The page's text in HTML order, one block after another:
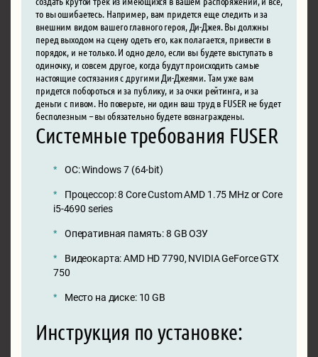
то вы ошибаетесь. Например, вам придется еще следить и за
внешним видом вашего главного героя, Ди-Джея. Вы должны
перед выходом на сцену одеть его, как полагается, привести в
порядок, и не только. И одно дело, если вы будете выступать в
одиночку, и совсем другое, когда будут происходить самые
настоящие состязания с другими Ди-Джеями. Там уже вам
придется побороться и за публику, и за очки рейтинга, и за
деньги с пивом. Но поверьте, ни один ваш труд в FUSER не будет
бесполезным – вы обязательно будете вознаграждены.
Системные требования FUSER
ОС: Windows 7 (64-bit)
Процессор: 8 Core Custom AMD 1.75 MHz or Core
i5-4690 series
Оперативная память: 8 GB ОЗУ
Видеокарта: AMD HD 7790, NVIDIA GeForce GTX
750
Место на диске: 10 GB
Инструкция по установке: